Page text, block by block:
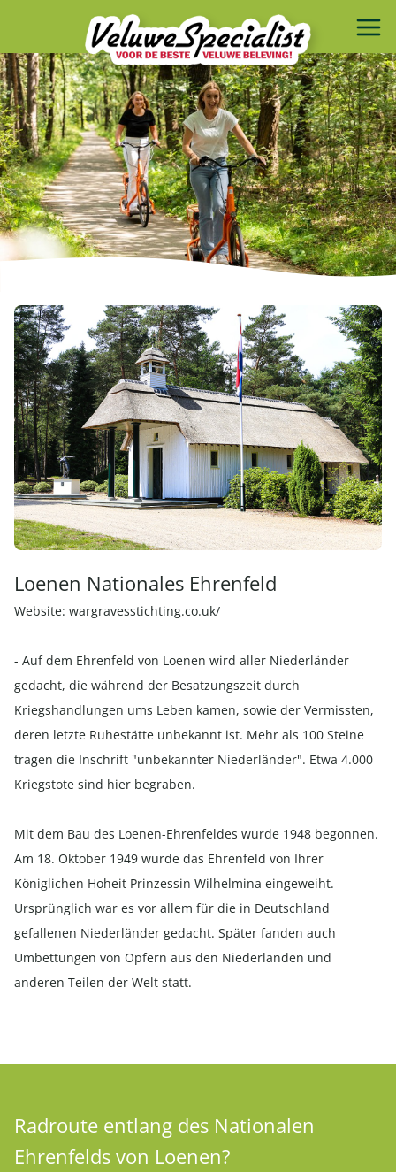
Loenen Nationales Ehrenfeld
Website: wargravesstichting.co.uk/
- Auf dem Ehrenfeld von Loenen wird aller Niederländer
gedacht, die während der Besatzungszeit durch
Kriegshandlungen ums Leben kamen, sowie der Vermissten,
deren letzte Ruhestätte unbekannt ist. Mehr als 100 Steine
tragen die Inschrift "unbekannter Niederländer". Etwa 4.000
Kriegstote sind hier begraben.
Mit dem Bau des Loenen-Ehrenfeldes wurde 1948 begonnen.
Am 18. Oktober 1949 wurde das Ehrenfeld von Ihrer
Königlichen Hoheit Prinzessin Wilhelmina eingeweiht.
Ursprünglich war es vor allem für die in Deutschland
gefallenen Niederländer gedacht. Später fanden auch
Umbettungen von Opfern aus den Niederlanden und
anderen Teilen der Welt statt.
Radroute entlang des Nationalen
Ehrenfelds von Loenen?